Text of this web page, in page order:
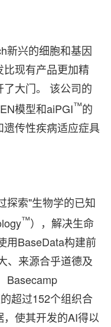
新兴的细胞和基因
现有产品更加精
大门。 该公司的
模型和aiPGI™的
传性疾病适应症具
探索"生物学的已知
™），解决生命
用BaseData构建前
、来源合乎道德及
Basecamp
超过152个组织合
使其开发的AI得以